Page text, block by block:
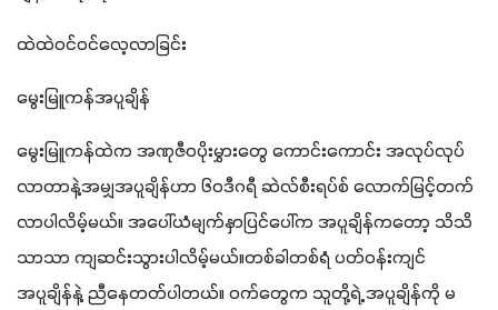
ထဲထဲဝင်ဝင်လေ့လာခြင်း
မွေးမြူကန်အပူချိန်
မွေးမြူကန်ထဲက အဏုဇီဝပိုးမွှားတွေ ကောင်းကောင်း အလုပ်လုပ်
လာတာနဲ့အမျှအပူချိန်ဟာ ၆၀ဒီဂရီ ဆဲလ်စီးရပ်စ် လောက်မြင့်တက်
လာပါလိမ့်မယ်။ အပေါ်ယံမျက်နှာပြင်ပေါ်က အပူချိန်ကတော့ သိသိ
သာသာ ကျဆင်းသွားပါလိမ့်မယ်။တစ်ခါတစ်ရံ ပတ်ဝန်းကျင်
အပူချိန်နဲ့ ညီနေတတ်ပါတယ်။ ဝက်တွေက သူတို့ရဲ့ အပူချိန်ကို မ